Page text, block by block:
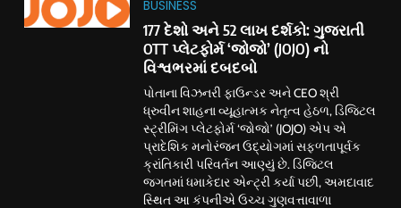
BUSINESS
177 દેશો અને 52 લાખ દર્શકો: ગુજરાતી
OTT પ્લેટફોર્મ ‘જોજો’ (JOJO) નો
વિશ્વભરમાં દબદબો
પોતાના વિઝનરી ફાઉન્ડર અને CEO શ્રી
ધ્રુવીન શાહના વ્યૂહાત્મક નેતૃત્વ હેઠળ, ડિજિટલ
સ્ટ્રીમિંગ પ્લેટફોર્મ ‘જોજો’ (JOJO) એપ એ
પ્રાદેશિક મનોરંજન ઉદ્યોગમાં સફળતાપૂર્વક
ક્રાંતિકારી પરિવર્તન આણ્યું છે. ડિજિટલ
જગતમાં ધમાકેદાર એન્ટ્રી કર્યા પછી, અમદાવાદ
સ્થિત આ કંપનીએ ઉચ્ચ ગુણવત્તાવાળા